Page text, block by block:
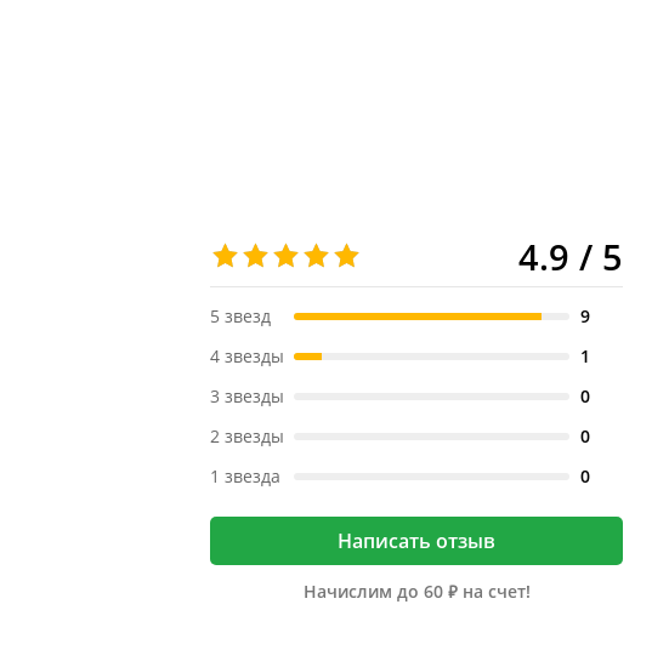
4.9 / 5
5 звезд
9
4 звезды
1
3 звезды
0
2 звезды
0
1 звезда
0
Написать отзыв
Начислим до 60 ₽ на счет!